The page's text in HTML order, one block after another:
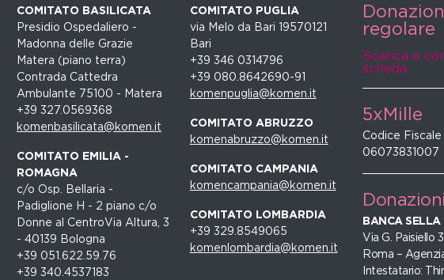
COMITATO BASILICATA
Presidio Ospedaliero -
Madonna delle Grazie
Matera (piano terra)
Contrada Cattedra
Ambulante 75100 - Matera
+39 327.0569368
komenbasilicata@komen.it
COMITATO EMILIA -
ROMAGNA
c/o Osp. Bellaria -
Padiglione H - 2 piano c/o
Donne al CentroVia Altura, 3
- 40139 Bologna
+39 051.622.59.76
+39 340.4537183
COMITATO PUGLIA
via Melo da Bari 19570121
Bari
+39 346 0314796
+39 080.8642690-91
komenpuglia@komen.it
COMITATO ABRUZZO
komenabruzzo@komen.it
COMITATO CAMPANIA
komencampania@komen.it
COMITATO LOMBARDIA
+39 329.8549065
komenlombardia@komen.it
regolare
Scarica e
scheda
5xMille
Codice Fiscale
06073831007
BANCA SELLA
Via G. Paisiello
Roma –
Intestatario: